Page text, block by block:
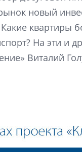
новый
квартиры
На эти и
Виталий